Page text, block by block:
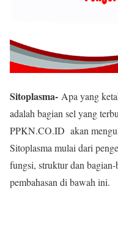
Sitoplasma- Apa yang
adalah bagian sel yang
PPKN.CO.ID akan
Sitoplasma mulai dari
fungsi, struktur dan
pembahasan di bawah ini.